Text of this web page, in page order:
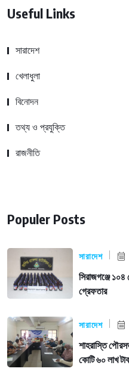
Useful Links
সারাদেশ
খেলাধুলা
বিনোদন
তথ্য ও প্রযুক্তি
রাজনীতি
Populer Posts
সারাদেশ
সিরাজগঞ্জে ১০৪
গ্রেফতার
সারাদেশ
শাহরাস্তি
কোটি ৬০ লাখ